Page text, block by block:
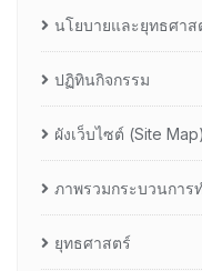
นโยบายและยุทธศา
ปฏิทินกิจกรรม
ผังเว็บไซต์ (Site Map)
ภาพรวมกระบวนการ
ยุทธศาสตร์